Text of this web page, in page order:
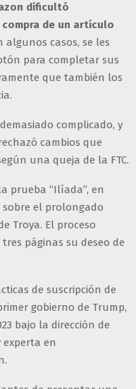
dificultó
de un artículo
algunos casos, se les
para completar sus
que también los
complicado, y
cambios que
una queja de la FTC.
prueba “Ilíada”, en
el prolongado
Troya. El proceso
páginas su deseo de
de suscripción de
gobierno de Trump,
bajo la dirección de
experta en